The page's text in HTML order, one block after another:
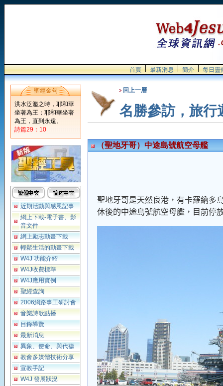
首頁 最新消息 簡介 每日靈
聖經金句
洪水泛濫之時，耶和華
坐著為王；耶和華坐著
為王，直到永遠。
詩篇29：10
近期活動與感恩記事
網上下載-電子書、影
音文件
網上勵志動畫下載
輕鬆生活的動畫下載
W4J 功能介紹
W4J收費標準
W4J應用實例
聖經查詢
2006網路事工研討會
音樂詩歌點播
目錄導覽
最新消息
異象、使命、與代禱
教會多媒體技術分享
宣教手記
W4J 發展狀況
回上一層
名勝參訪，旅行
（聖地牙哥）中途島號航空母艦
聖地牙哥是天然良港，有卡羅納多
休後的中途島號航空母艦，目前停